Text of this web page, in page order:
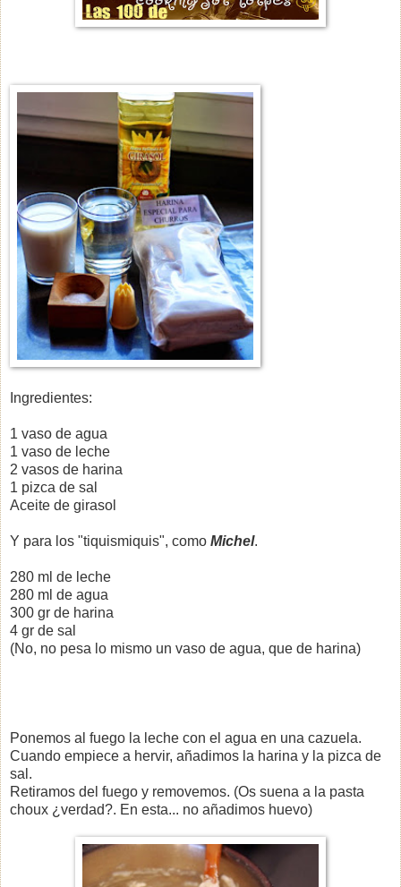
Ingredientes:
1 vaso de agua
1 vaso de leche
2 vasos de harina
1 pizca de sal
Aceite de girasol
Y para los "tiquismiquis", como Michel.
280 ml de leche
280 ml de agua
300 gr de harina
4 gr de sal
(No, no pesa lo mismo un vaso de agua, que de harina)
Ponemos al fuego la leche con el agua en una cazuela.
Cuando empiece a hervir, añadimos la harina y la pizca de
sal.
Retiramos del fuego y removemos. (Os suena a la pasta
choux ¿verdad?. En esta... no añadimos huevo)